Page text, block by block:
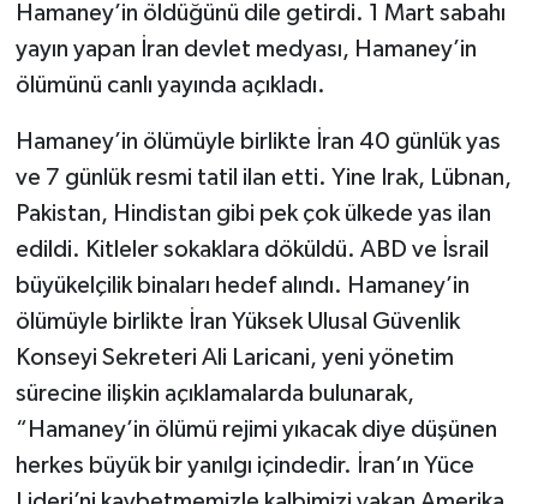
Hamaney’in öldüğünü dile getirdi. 1 Mart sabahı
yayın yapan İran devlet medyası, Hamaney’in
ölümünü canlı yayında açıkladı.
Hamaney’in ölümüyle birlikte İran 40 günlük yas
ve 7 günlük resmi tatil ilan etti. Yine Irak, Lübnan,
Pakistan, Hindistan gibi pek çok ülkede yas ilan
edildi. Kitleler sokaklara döküldü. ABD ve İsrail
büyükelçilik binaları hedef alındı. Hamaney’in
ölümüyle birlikte İran Yüksek Ulusal Güvenlik
Konseyi Sekreteri Ali Laricani, yeni yönetim
sürecine ilişkin açıklamalarda bulunarak,
“Hamaney’in ölümü rejimi yıkacak diye düşünen
herkes büyük bir yanılgı içindedir. İran’ın Yüce